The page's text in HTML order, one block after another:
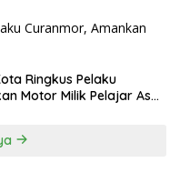
Ringkus Pelaku
Motor Milik Pelajar Asal